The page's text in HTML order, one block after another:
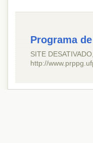
Programa
SITE
http://